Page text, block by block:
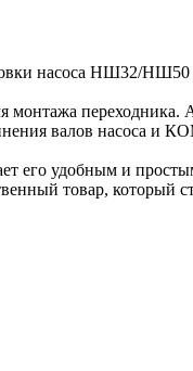
насоса НШ32/
монтажа
валов насоса и
его удобным и
товар, который